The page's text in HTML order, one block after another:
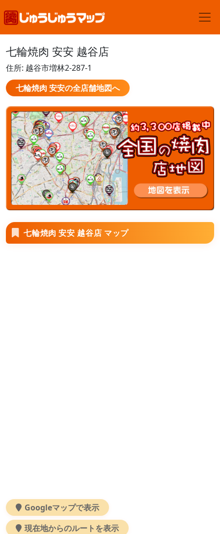
七輪焼肉 安安 越谷店
住所: 越谷市増林2-287-1
七輪焼肉 安安の全店舗地図へ
七輪焼肉 安安 越谷店 マップ
Googleマップで表示
現在地からのルートを表示